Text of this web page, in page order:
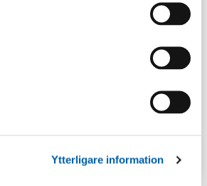
Ytterligare information
TIPS & INSPIRATION